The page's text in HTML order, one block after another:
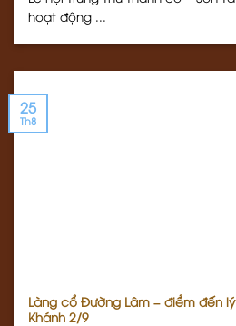
hoạt động ...
Làng cổ Đường Lâm – điểm đến
Khánh 2/9
25
Th8